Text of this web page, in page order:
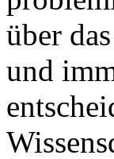
über
und